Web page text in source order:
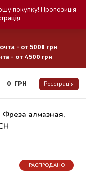
- от 5000 грн
- от 4500 грн
0 ГРН Реєстрація
Фреза алмазная,
РАСПРОДАНО
покупку! Пропозиція